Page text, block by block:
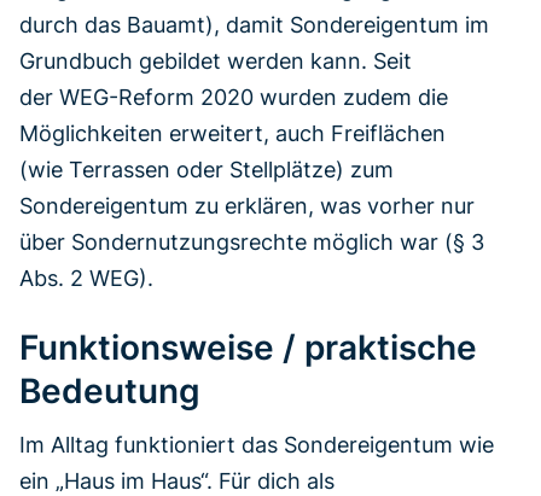
durch das Bauamt), damit Sondereigentum im
Grundbuch gebildet werden kann. Seit
der WEG-Reform 2020 wurden zudem die
Möglichkeiten erweitert, auch Freiflächen
(wie Terrassen oder Stellplätze) zum
Sondereigentum zu erklären, was vorher nur
über Sondernutzungsrechte möglich war (§ 3
Abs. 2 WEG).
Funktionsweise / praktische
Bedeutung
Im Alltag funktioniert das Sondereigentum wie
ein „Haus im Haus“. Für dich als